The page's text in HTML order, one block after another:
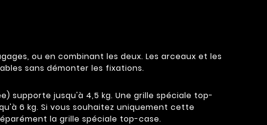
ou en combinant les deux. Les arceaux et les
sans démonter les fixations.
supporte jusqu'à 4,5 kg. Une grille spéciale top-
6 kg. Si vous souhaitez uniquement cette
la grille spéciale top-case.